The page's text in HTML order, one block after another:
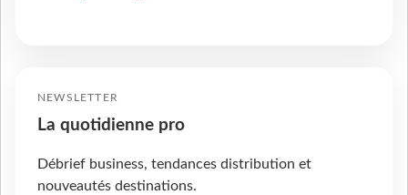
NEWSLETTER
La quotidienne pro
Débrief business, tendances distribution et
nouveautés destinations.